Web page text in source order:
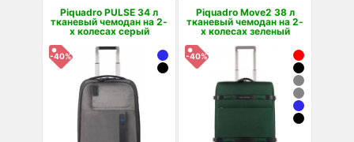
Piquadro PULSE 34 л
тканевый чемодан на 2-
х колесах серый
-40%
Piquadro Move2 38 л
тканевый чемодан на 2-
х колесах зеленый
-40%